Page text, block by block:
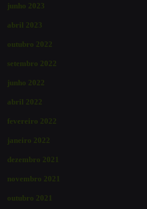
junho 2023
abril 2023
outubro 2022
setembro 2022
junho 2022
abril 2022
fevereiro 2022
janeiro 2022
dezembro 2021
novembro 2021
outubro 2021